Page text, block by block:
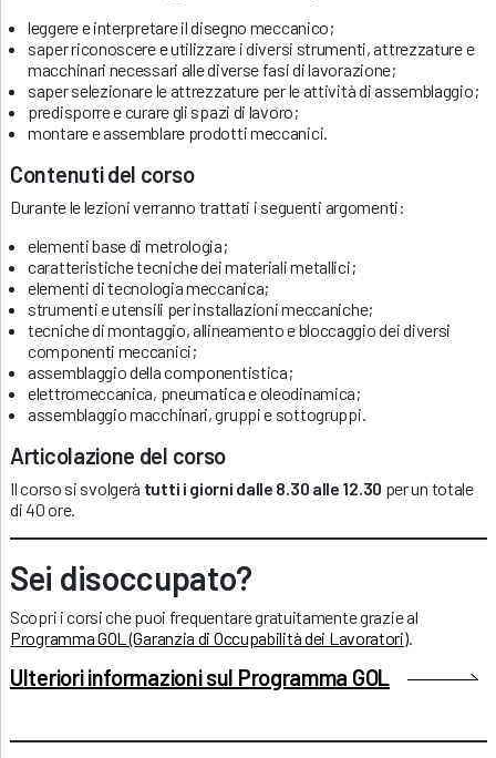
leggere e interpretare il disegno meccanico;
saper riconoscere e utilizzare i diversi strumenti, attrezzature e
macchinari necessari alle diverse fasi di lavorazione;
saper selezionare le attrezzature per le attività di assemblaggio;
predisporre e curare gli spazi di lavoro;
montare e assemblare prodotti meccanici.
Contenuti del corso
Durante le lezioni verranno trattati i seguenti argomenti:
elementi base di metrologia;
caratteristiche tecniche dei materiali metallici;
elementi di tecnologia meccanica;
strumenti e utensili per installazioni meccaniche;
tecniche di montaggio, allineamento e bloccaggio dei diversi
componenti meccanici;
assemblaggio della componentistica;
elettromeccanica, pneumatica e oleodinamica;
assemblaggio macchinari, gruppi e sottogruppi.
Articolazione del corso
Il corso si svolgerà tutti i giorni dalle 8.30 alle 12.30 per un totale
di 40 ore.
Sei disoccupato?
Scopri i corsi che puoi frequentare gratuitamente grazie al
Programma GOL (Garanzia di Occupabilità dei Lavoratori).
Ulteriori informazioni sul Programma GOL